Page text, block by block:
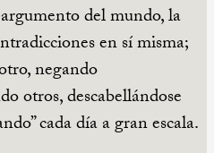
del mundo, la
en sí misma;
negando
otros, descabellándose
cada día a gran escala.